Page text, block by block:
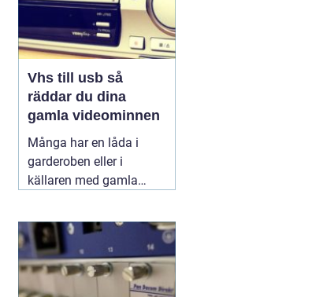
genomtänkt30 juni
2026
Vhs till usb så
räddar du dina
gamla videominnen
Många har en låda i
garderoben eller i
källaren med gamla
första steg,
skolavslutningar och
födelsedagar. Spelaren
fungerar kanske inte
längre, och varje år som